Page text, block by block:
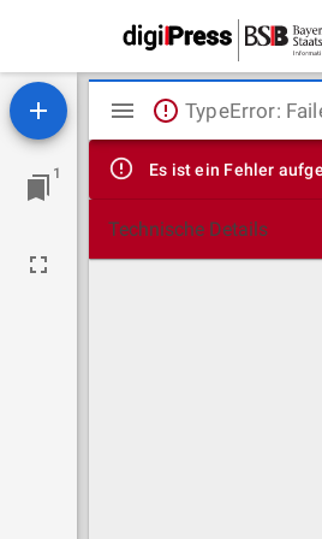
1
Mirador
Viewer
TypeError:
Es ist ein Fehler
Technische Details